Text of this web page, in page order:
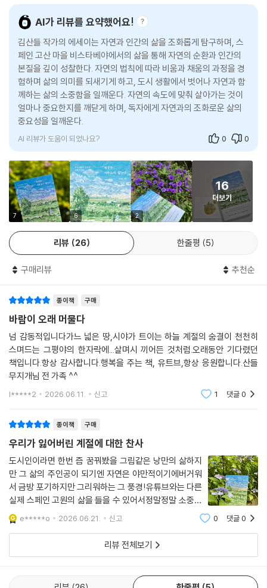
“나는 좋아요! 잘 지내요!”
어쩌면 이건 나 자신에게 거는 주문일지도 모릅니다. 어제는 엉망이었고,
는 주문….
---p.250
우리 가족의 하루는 자연이 주는 일감에 따라 달라지곤 합니다. 아이들은
학교에서 오자마자 열심히 사과를 땁니다. 평소에는 여유를 부리던 아이들
도 이런 일에는 참 적극적입니다. 계절이 내어 주는 일을 따라가다 보니 우
리는 어느새 ‘비움’과 ‘채움’의 태도를 익히게 되었습니다. 싹이 트고 잎이
무성해지는 봄과 여름을 보내고 나면, 열매와 잎을 하나씩 내려놓는 추운
계절이 찾아옵니다. 계절은 그렇게 비우고 채우며 다시 이어집니다.
---p.258
겨울나무는 추운 계절에 잎을 돋우는 데 에너지를 쓰지 않습니다. 다시 도
약할 계절을 위해 조용히 힘을 비축하지요. 지금 내가 불행하다고 느낀다
면, 그건 새로운 행복을 맞이하기 위한 준비의 시간일지도 모릅니다.
---p.259
가 어디서든 우리를 굳건하게 지켜 줄 테니….
---p.270
나누다 남편이 툭 던진 말이다. 작가는 웃으며 받는다. “그럼 우리는 트러
플 같은 거네. 거친 땅에서 자라야 깊은 향이 나는.”
짧은 대화지만 그 안에는 오래 견디며 살아온 사람만이 이해할 수 있는 시
간의 무게가 담겨 있다. 이 책의 위로도 그렇다. 설명하거나 재촉하지 않는
다. 그저 곁에 머물며 천천히 마음을 움직인다.
봄과 여름, 가을을 지나 겨울로 갈수록 책은 조금 더 깊은 질문으로 나아간
다. 어제는 엉망이었고 오늘도 겨우 버티고 있지만 그럼에도 다시 살아가
는 마음. 작가는 겨울나무를 바라보며 말한다.
“겨울나무는 추운 계절에 잎을 돋우는 데 에너지를 쓰지 않습니다. 다시 도
약할 계절을 위해 조용히 힘을 비축하지요. 지금 내가 불행하다고 느낀다
면, 그건 새로운 행복을 맞이하기 위한 준비의 시간일지도 모릅니다.”
--- 〈오르막과 내리막〉 중
『계절은 서두르지 않는다』는 ‘천천히 살아도 괜찮다’고 말하는 책이 아니
다. 그보다 조금 더 오래 남는 이야기를 건넨다. 더 빨리, 더 많이, 더 늦지
않으려 애쓰며 살아온 시간들. 이 책은 계절의 속도를 따라 살아가는 사람
사람이다. 이력 사항을 보니 한국에서 인도로 건너가 살다가 거기서 인생
의 반려를 만나, 다시 스페인에 정착하여 아기들 낳고 산다고 했다. 그야말
로 자기가 살고 싶은 삶을 사는 사람이고, 나아가 자기의 길을 만들어 가면
서 사는 사람이다. 내 비록 김산들 씨를 만난 일은 없지만 이만큼만 알아도
그 인물을 만난 듯한 심정이다.
지구 반대편에 김산들이라는 아름다운 작은 별이 또 다른 작은 별들과 어
울려 살아가는 모습은 우리에게 많은 의미를 주고 수월찮은 위로와 축복을
선물한다. 그의 인생행로를 축복하고 그의 별 가족이 더욱 행복하고 반짝
이기를 빈다. 별빛을 만들어 가면서 사는 사람. 비로소 그에게서 후회 없는
누군가의 삶의 실체를 본다.
그렇게 살았습니다. 우리는 모두 그렇게 살았습니다. 해 뜨면 눈뜨고 해 질
때 잠들고. 욕심낼 것도 없었고 조급할 필요도 없었지요. 서로가 서로를 돌
보며 자연의 일부가 되어 아주 자연스럽게 살았습니다.
기억 속에만 남아 있는 그 삶을 보여 주고 들려주는 이가 있습니다. 해발 1,
200미터 고산 마을, 스페인어로 아름다운 풍경을 뜻한다는 비스타베야.
게 되도록 먹었던 것처럼 아이들도 모라(블랙베리)를 혀가 보랏빛이 될 때
그곳의 봄, 여름, 가을, 겨울을 나눠드리고 싶답니다. 보기만 해도 눈이 다
시원해지는 사진과 함께 결코 서두르지 않고 재촉하지 않는 자연의 이야기
를 펼쳐 보시겠습니까. 우리가 잃어버리고 잊어버린 것을 여전히 간직한
그곳에서 고향을 보고, 자연을 읽고, 삶을 깨우치게 될 겁니다.
도시의 속도에 맞춰 현대의 흐름에 따라 숨을 헉헉거린다면 잠깐 멈추고
잠시 멎은 채 이 책의 페이지를 넘겨 보세요. 우리가 잃어버린, 우리가 찾아
야 할 오래된 미래가 있을 겁니다.
AI가 리뷰를 요약했어요!
김산들 작가의 에세이는 자연과 인간의 삶을 조화롭게 탐구하며, 스
페인 고산 마을 비스타베야에서의 삶을 통해 자연의 순환과 인간의
본질을 깊이 성찰한다. 자연의 법칙에 따라 비움과 채움의 과정을 경
험하며 삶의 의미를 되새기게 하고, 도시 생활에서 벗어나 자연과 함
께하는 삶의 소중함을 일깨운다. 자연의 속도에 맞춰 살아가는 것이
얼마나 중요한지를 깨닫게 하며, 독자에게 자연과의 조화로운 삶의
중요성을 일깨운다.
AI 리뷰가 도움이 되었나요? 0 0
7 6 2
16
더보기
리뷰 26 한줄평 5
구매리뷰 추천순
종이책 구매
바람이 오래 머물다
넘 감동적입니다가느 넓은 땅,시야가 트이는 하늘 계절의 숨결이 천천히
스며드는 그평야의 한자락에...살며시 끼어든 것처럼.오래동안 기다렸던
책입니다.항상 감사합니다.행복을 주는 책, 유트브,항상 응원합니다.산들
무지개님 전 가족 ^^
l*****2 2026.06.11. 신고 1 댓글0
종이책 구매
우리가 잃어버린 계절에 대한 찬사
도시인이라면 한번 즘 꿈꿔봤을 그림같은 낭만의 삶하지
만 그 삶의 주인공이 되기엔 자연은 야만적이기에버거워
서 금방 포기하지만 그리워하는 그 풍경!유튜브와는 다른
실제 스페인 고원의 삶을 들을 수 있어서정말정말 소중하
고 의미 깊게 읽었습니다책을 읽고 지금 겪는 계절들의 단
점보단 장점도 바라보고좀 더 즐겨야겠다 생각이 더욱 들
었어요소중한 책 감사합니다💚🤍
e*****o 2026.06.21. 신고 0 댓글0
리뷰 전체보기